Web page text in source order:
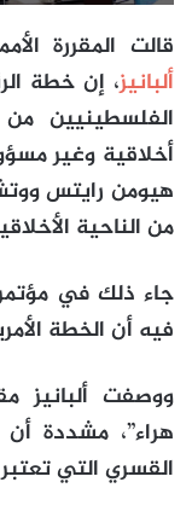
قالت المقررة
ألبانيز، إن خطة
الفلسطينيين
أخلاقية وغير
هيومن رايتس
من الناحية
جاء ذلك في
فيه أن الخطة
ووصفت ألبانيز
هراء”، مشددة
القسري التي